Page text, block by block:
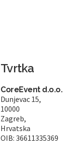
Tvrtka
CoreEvent d.o.o.
Dunjevac 15,
10000
Zagreb,
Hrvatska
OIB: 36611335369